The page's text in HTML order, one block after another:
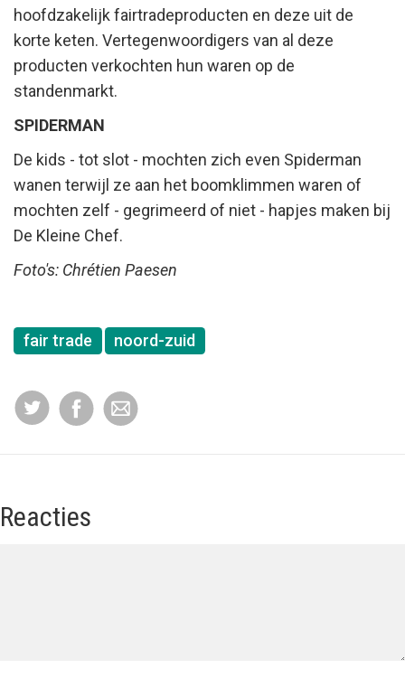
hoofdzakelijk fairtradeproducten en deze uit de
korte keten. Vertegenwoordigers van al deze
producten verkochten hun waren op de
standenmarkt.
SPIDERMAN
De kids - tot slot - mochten zich even Spiderman
wanen terwijl ze aan het boomklimmen waren of
mochten zelf - gegrimeerd of niet - hapjes maken bij
De Kleine Chef.
Foto's: Chrétien Paesen
fair trade noord-zuid
Reacties